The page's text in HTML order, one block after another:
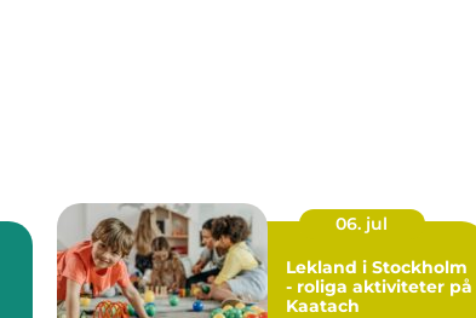
06. jul
Lekland i Stockholm
- roliga aktiviteter på
Kaatach